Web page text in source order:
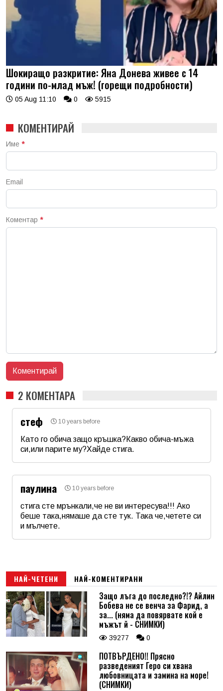
Шокиращо разкритие: Яна Донева живее с 14
години по-млад мъж! (горещи подробности)
05 Aug 11:10 0 5915
КОМЕНТИРАЙ
Име *
Email
Коментар *
2 КОМЕНТАРА
стеф
10 years before
Като го обича защо кръшка?Какво обича-мъжа
си,или парите му?Хайде стига.
Email
паулина 10 years before
стига сте мрънкали,че не ви интересува!!! Ако
беше така,нямаше да сте тук. Така че,четете си
и мълчете.
Email
Коментар*
НАЙ-ЧЕТЕНИ НАЙ-КОМЕНТИРАНИ
Защо лъга до последно?!? Айлин
Бобева не се венча за Фарид, а
за... (няма да повярвате кой е
мъжът й - СНИМКИ)
39277 0
ПОТВЪРДЕНО!! Прясно
разведеният Геро си хвана
любовницата и замина на море!
(СНИМКИ)